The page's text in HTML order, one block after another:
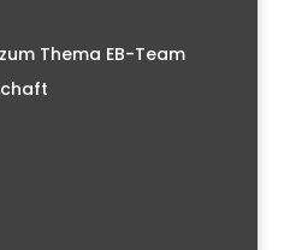
Thema EB-Team